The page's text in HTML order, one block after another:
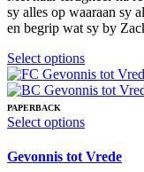
product
page
sy alles op waaraan sy
en begrip wat sy by
Select optionsThis
product
has
variants.
options
PAPERBACK
Select optionsThis
has
Gevonnis tot Vrede